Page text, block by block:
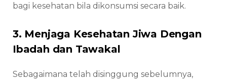
bagi kesehatan bila dikonsumsi secara baik.
3. Menjaga Kesehatan Jiwa Dengan
Ibadah dan Tawakal
Sebagaimana telah disinggung sebelumnya,